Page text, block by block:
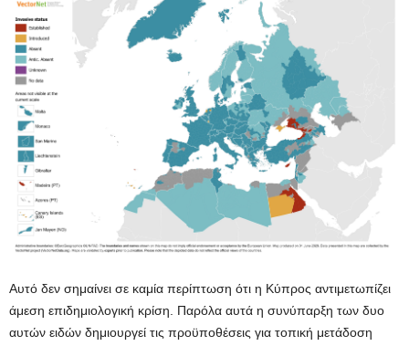
Αυτό δεν σημαίνει σε καμία περίπτωση ότι η Κύπρος αντιμετωπίζει
άμεση επιδημιολογική κρίση. Παρόλα αυτά η συνύπαρξη των δυο
αυτών ειδών δημιουργεί τις προϋποθέσεις για τοπική μετάδοση